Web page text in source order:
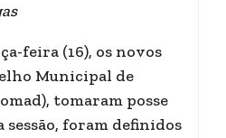
feira (16), os novos
Municipal de
tomaram posse
sessão, foram definidos